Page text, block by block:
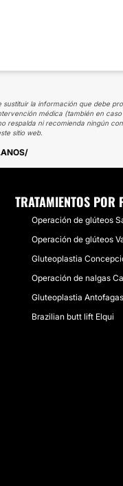
la información que debe
médica (también en
respalda ni recomienda ningún
sitio web.
TRATAMIENTOS POR
Operación de glúteos
Operación de glúteos
Gluteoplastia
Operación de nalgas
Gluteoplastia
Brazilian butt lift Elqui